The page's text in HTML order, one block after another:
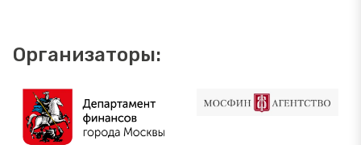
Организаторы: